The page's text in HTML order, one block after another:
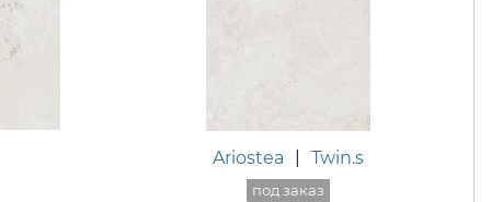
Ariostea Twin.s